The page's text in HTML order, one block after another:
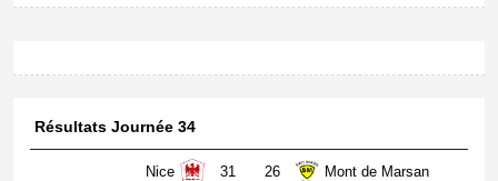
Résultats Journée 34
Nice 31 26 Mont de Marsan